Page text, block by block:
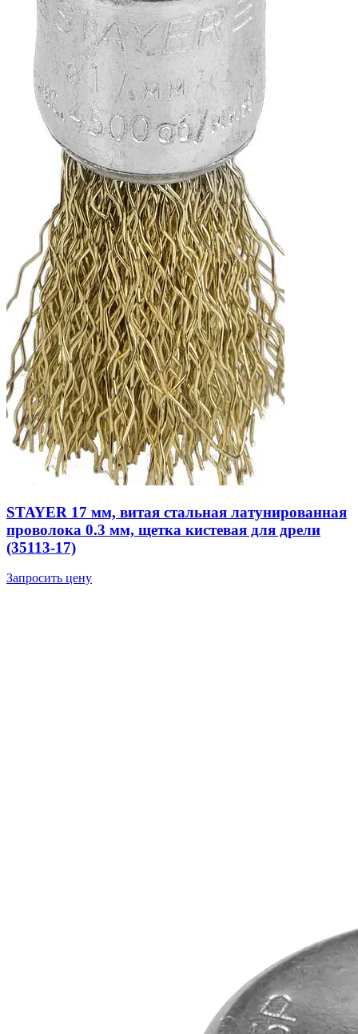
STAYER 17 мм, витая стальная латунированная
проволока 0.3 мм, щетка кистевая для дрели
(35113-17)
Запросить цену